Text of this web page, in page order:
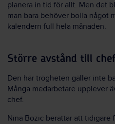
planera in tid för allt. Men det
man bara behöver bolla något
kalendern full hela månaden.
Större avstånd till
Den här trögheten gäller inte
Många medarbetare upplever
chef.
Nina Bozic berättar att tidigare